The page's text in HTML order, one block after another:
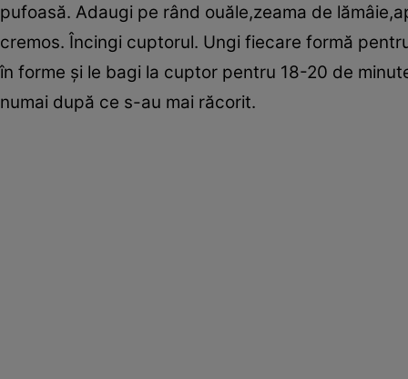
pufoasă. Adaugi pe rând ouăle,zeama de
cremos. Încingi cuptorul. Ungi fiecare formă
în forme şi le bagi la cuptor pentru 18-20 de
numai după ce s-au mai răcorit.